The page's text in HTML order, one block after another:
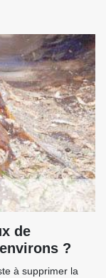
de
?
à supprimer la